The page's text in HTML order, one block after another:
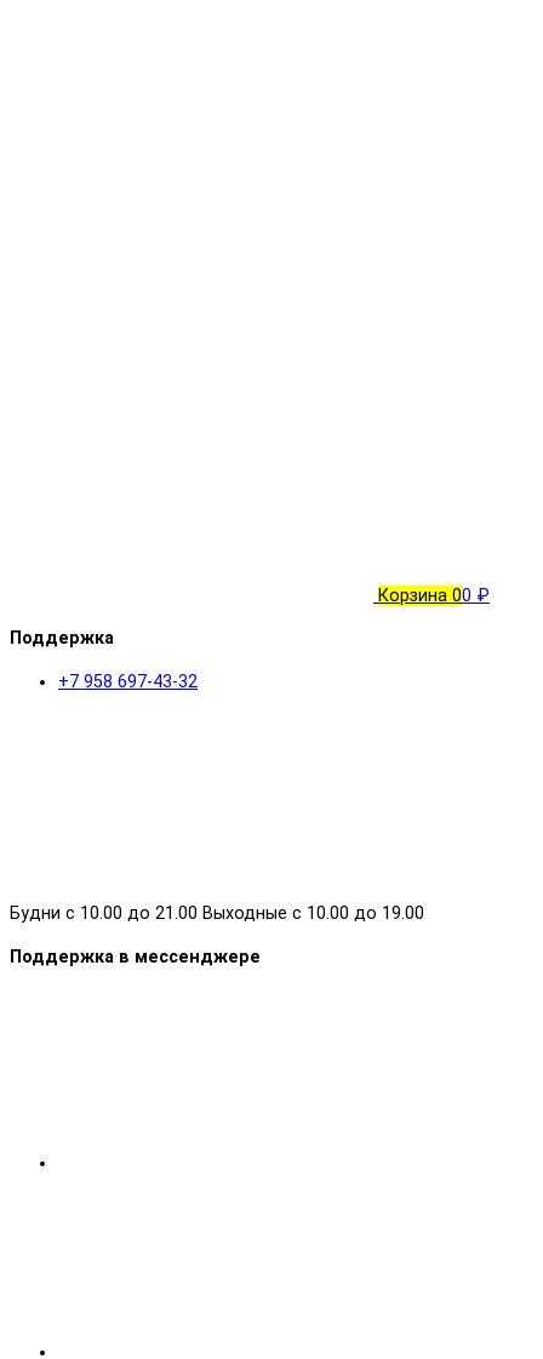
Корзина 00 ₽
Поддержка
+7 958 697-43-32
Будни с 10.00 до 21.00 Выходные с 10.00 до 19.00
Поддержка в мессенджере